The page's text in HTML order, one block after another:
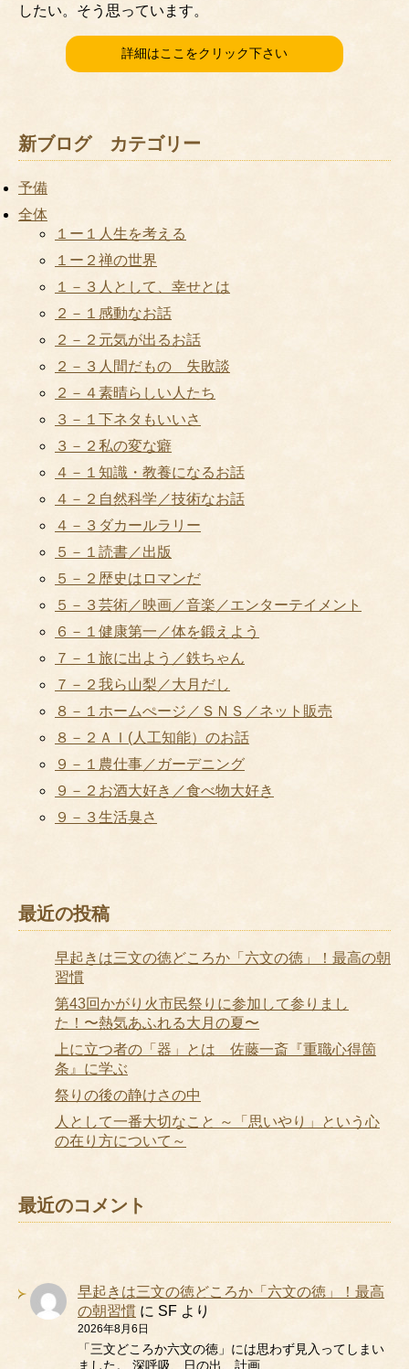
したい。そう思っています。
詳細はここをクリック下さい
新ブログ カテゴリー
予備
全体
１ー１人生を考える
１ー２禅の世界
１－３人として、幸せとは
２－１感動なお話
２－２元気が出るお話
２－３人間だもの 失敗談
２－４素晴らしい人たち
３－１下ネタもいいさ
３－２私の変な癖
４－１知識・教養になるお話
４－２自然科学／技術なお話
４－３ダカールラリー
５－１読書／出版
５－２歴史はロマンだ
５－３芸術／映画／音楽／エンターテイメント
６－１健康第一／体を鍛えよう
７－１旅に出よう／鉄ちゃん
７－２我ら山梨／大月だし
８－１ホームぺージ／ＳＮＳ／ネット販売
８－２ＡＩ(人工知能）のお話
９－１農仕事／ガーデニング
９－２お酒大好き／食べ物大好き
９－３生活臭さ
最近の投稿
早起きは三文の徳どころか「六文の徳」！最高の朝
習慣
第43回かがり火市民祭りに参加して参りまし
た！〜熱気あふれる大月の夏〜
上に立つ者の「器」とは 佐藤一斎『重職心得箇
条』に学ぶ
祭りの後の静けさの中
人として一番大切なこと ～「思いやり」という心
の在り方について～
最近のコメント
早起きは三文の徳どころか「六文の徳」！最高
の朝習慣 に SF より
2026年8月6日
「三文どころか六文の徳」には思わず見入ってしまい
ました。 深呼吸、日の出、計画、…